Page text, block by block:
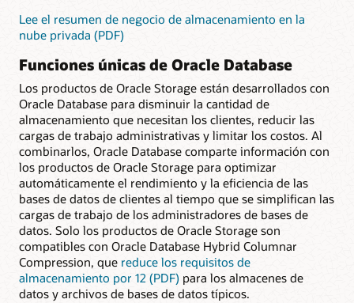
Lee el resumen de negocio de almacenamiento en la
nube privada (PDF)
Funciones únicas de Oracle Database
Los productos de Oracle Storage están desarrollados con
Oracle Database para disminuir la cantidad de
almacenamiento que necesitan los clientes, reducir las
cargas de trabajo administrativas y limitar los costos. Al
combinarlos, Oracle Database comparte información con
los productos de Oracle Storage para optimizar
automáticamente el rendimiento y la eficiencia de las
bases de datos de clientes al tiempo que se simplifican las
cargas de trabajo de los administradores de bases de
datos. Solo los productos de Oracle Storage son
compatibles con Oracle Database Hybrid Columnar
Compression, que reduce los requisitos de
almacenamiento por 12 (PDF) para los almacenes de
datos y archivos de bases de datos típicos.